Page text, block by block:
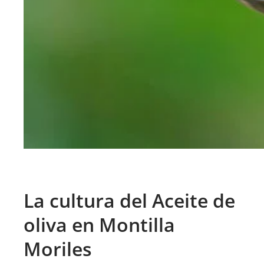
La cultura del Aceite de
oliva en Montilla
Moriles